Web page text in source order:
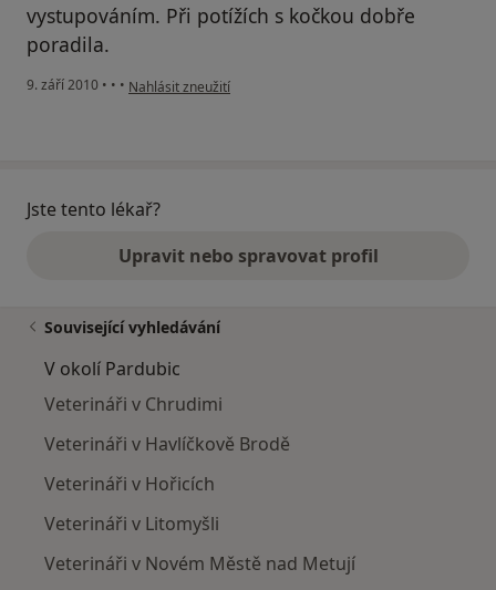
vystupováním. Při potížích s kočkou dobře
poradila.
9. září 2010 • • • podle názoru uživatele Pacient
Nahlásit zneužití
Jste tento lékař?
Upravit nebo spravovat profil
Související vyhledávání
V okolí Pardubic
Veterináři v Chrudimi
Veterináři v Havlíčkově Brodě
Veterináři v Hořicích
Veterináři v Litomyšli
Veterináři v Novém Městě nad Metují